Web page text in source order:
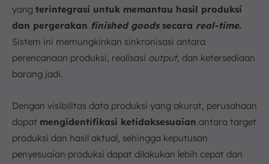
yang terintegrasi untuk memantau hasil produksi
dan pergerakan finished goodssecara real-time.
Sistem ini memungkinkan sinkronisasi antara
perencanaan produksi, realisasi output, dan ketersediaan
barang jadi.
Dengan visibilitas data produksi yang akurat, perusahaan
dapat mengidentifikasi ketidaksesuaian antara target
produksi dan hasil aktual, sehingga keputusan
penyesuaian produksi dapat dilakukan lebih cepat dan